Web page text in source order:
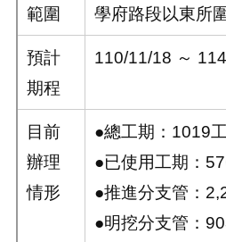
範圍
學府路段以東所
預計
期程
110/11/18 ～
目前
辦理
情形
●總工期：1019
●已使用工期：
●推進分支管：
●明挖分支管：